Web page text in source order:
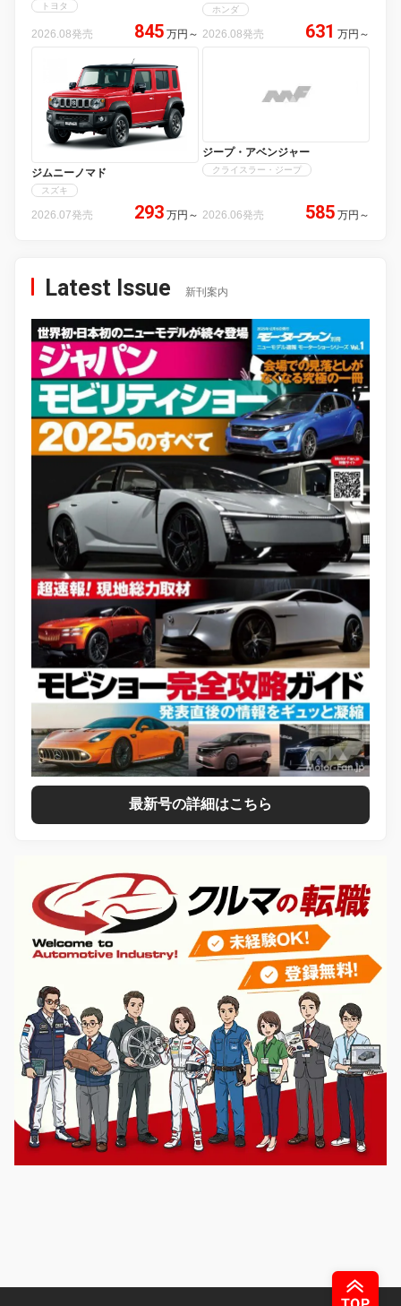
トヨタ
2026.08発売 845 万円 ～
ホンダ
2026.08発売 631 万円 ～
ジムニーノマド
スズキ
2026.07発売 293 万円 ～
ジープ・アベンジャー
クライスラー・ジープ
2026.06発売 585 万円 ～
Latest Issue 新刊案内
最新号の詳細はこちら